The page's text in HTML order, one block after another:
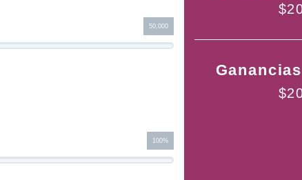
50,000
100%